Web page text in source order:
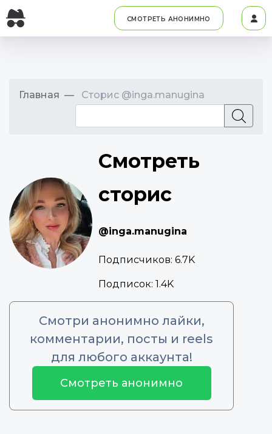
СМОТРЕТЬ АНОНИМНО
Главная Сторис @inga.manugina
Смотреть
сторис
@inga.manugina
Подписчиков: 6.7K
Подписок: 1.4K
Смотри анонимно лайки,
комментарии, посты и reels
для любого аккаунта!
Смотреть анонимно